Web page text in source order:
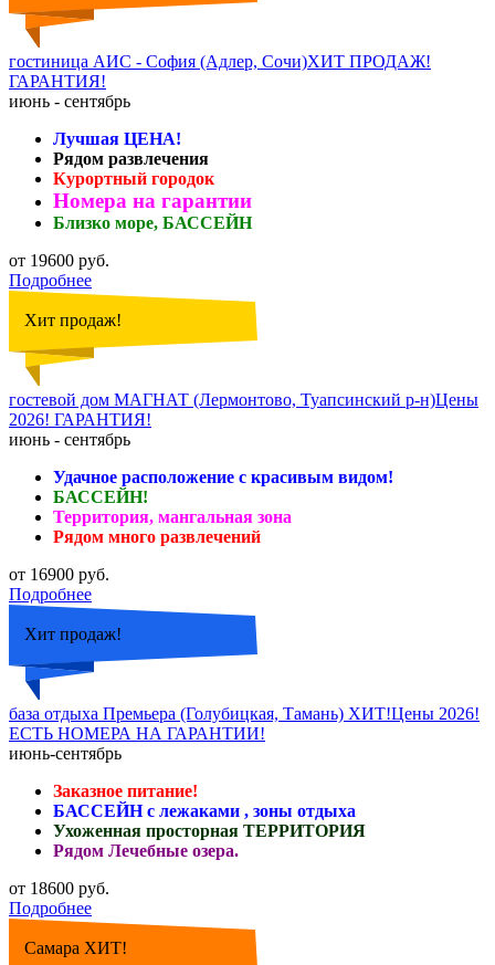
гостиница АИС - София (Адлер, Сочи)ХИТ ПРОДАЖ!
ГАРАНТИЯ!
июнь - сентябрь
Лучшая ЦЕНА!
Рядом развлечения
Курортный городок
Номера на гарантии
Близко море, БАССЕЙН
от 19600 руб.
Подробнее
Хит продаж!
гостевой дом МАГНАТ (Лермонтово, Туапсинский р-н)Цены
2026! ГАРАНТИЯ!
июнь - сентябрь
Удачное расположение с красивым видом!
БАССЕЙН!
Территория, мангальная зона
Рядом много развлечений
от 16900 руб.
Подробнее
Хит продаж!
база отдыха Премьера (Голубицкая, Тамань) ХИТ!Цены 2026!
ЕСТЬ НОМЕРА НА ГАРАНТИИ!
июнь-сентябрь
Заказное питание!
БАССЕЙН с лежаками , зоны отдыха
Ухоженная просторная ТЕРРИТОРИЯ
Рядом Лечебные озера.
от 18600 руб.
Подробнее
Самара ХИТ!